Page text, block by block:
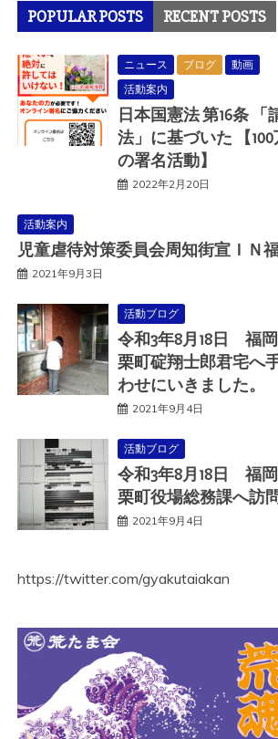
POPULAR POSTS RECENT POSTS
ニュース ブログ
動画
活動案内
日本国憲法 第16条 「
法」に基づいた 【100
の署名活動】
2022年2月20日
活動案内
児童虐待対策委員会周知街宣ＩＮ
2021年9月3日
活動ブログ
令和3年8月18日 福
栗町碇翔士郎君宅へ
わせにいきました。
2021年9月4日
活動ブログ
令和3年8月18日 福
栗町役場総務課へ訪
2021年9月4日
https://twitter.com/gyakutaiakan